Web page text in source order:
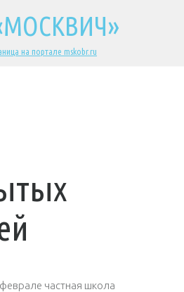
на портале mskobr.ru
частная школа